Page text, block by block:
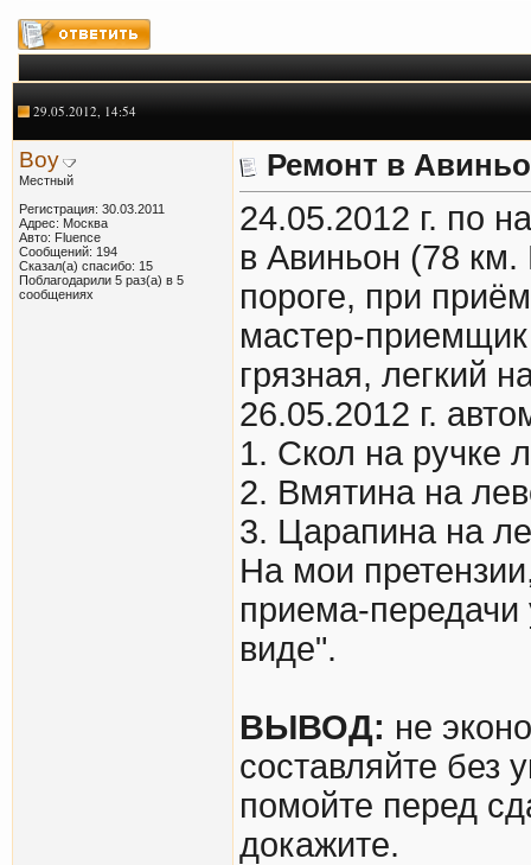
29.05.2012, 14:54
Boy
Местный
Регистрация: 30.03.2011
Адрес: Москва
Авто: Fluence
Сообщений: 194
Сказал(а) спасибо: 15
Поблагодарили 5 раз(а) в 5
сообщениях
Ремонт в
24.05.2012 г. по
в Авиньон (78
пороге, при
мастер-
грязная, легкий
26.05.2012 г.
1. Скол на ручке
2. Вмятина на
3. Царапина на
На мои
приема-передачи
виде".
ВЫВОД: не
составляйте без
помойте перед
докажите.